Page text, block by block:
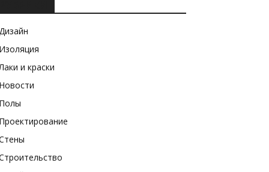
Изоляция
и краски
Новости
Полы
Проектирование